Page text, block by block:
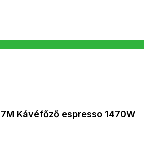
Kávéfőző espresso 1470W